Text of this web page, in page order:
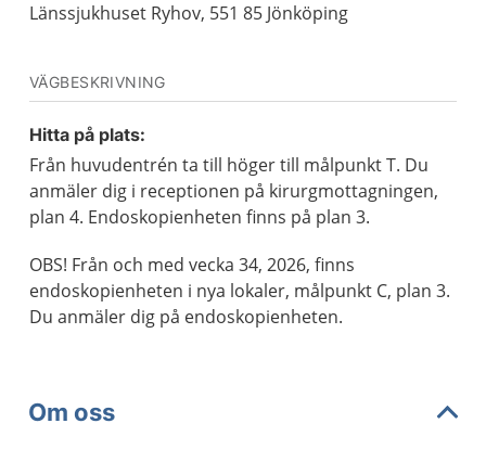
Länssjukhuset Ryhov, 551 85 Jönköping
VÄGBESKRIVNING
Hitta på plats:
Från huvudentrén ta till höger till målpunkt T. Du
anmäler dig i receptionen på kirurgmottagningen,
plan 4. Endoskopienheten finns på plan 3.
OBS! Från och med vecka 34, 2026, finns
endoskopienheten i nya lokaler, målpunkt C, plan 3.
Du anmäler dig på endoskopienheten.
Om oss